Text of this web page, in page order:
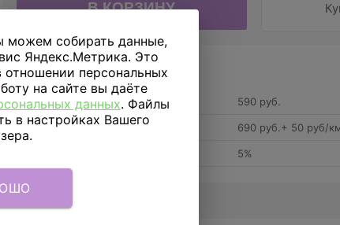
ДОСТАВКАПО МОСКВЕ
Доставка в пределах МКАД 590 руб.
Доставка за МКАД 690 руб.+ 50 руб/
5%
можем собирать данные,
Яндекс.Метрика. Это
отношении персональных
на сайте вы даёте
данных. Файлы
в настройках Вашего